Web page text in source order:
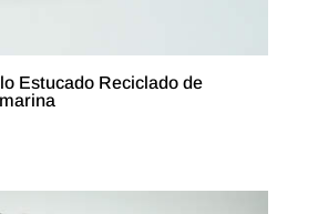
Estucado Reciclado de